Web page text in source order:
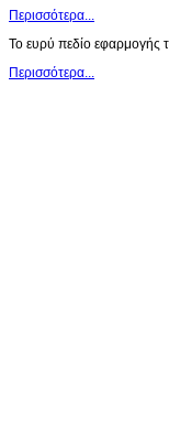
Περισσότερα...
Το ευρύ πεδίο εφαρμογής
Περισσότερα...